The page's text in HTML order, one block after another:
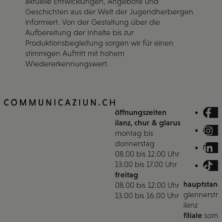
Geschichten aus der Welt der Jugendherbergen
informiert. Von der Gestaltung über die
Aufbereitung der Inhalte bis zur
Produktionsbegleitung sorgen wir für einen
stimmigen Auftritt mit hohem
Wiedererkennungswert.
öffnungszeiten
ilanz, chur & glarus
montag bis
donnerstag
08.00 bis 12.00 Uhr
13.00 bis 17.00 Uhr
freitag
08.00 bis 12.00 Uhr
13.00 bis 16.00 Uhr
ilanz
filiale